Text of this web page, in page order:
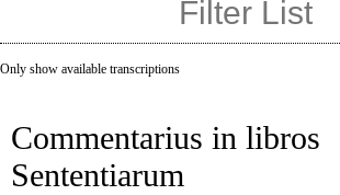
Only show available transcriptions
Commentarius in libros
Sententiarum